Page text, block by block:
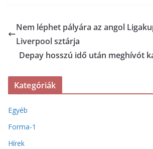
Nem léphet pályára az angol
Liverpool sztárja
Depay hosszú idő után meghívót
Kategóriák
Egyéb
Forma-1
Hírek